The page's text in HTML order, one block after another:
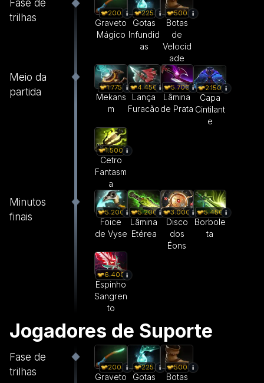
Fase de
trilhas
200
Graveto
Mágico
225
Gotas
Infundid
as
500
Botas
de
Velocid
ade
Meio da
partida
1.775
Mekans
m
4.450
Lança
Furacão
5.700
Lâmina
de Prata
2.150
Capa
Cintilant
e
1.500
Cetro
Fantasm
a
Minutos
finais
5.200
Foice
de Vyse
5.200
Lâmina
Etérea
3.000
Disco
dos
Éons
5.450
Borbole
ta
6.400
Espinho
Sangren
to
Jogadores de Suporte
Fase de
trilhas
200
Graveto
225
Gotas
500
Botas